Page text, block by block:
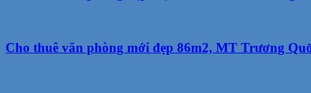
Cho thuê văn phòng mới đẹp 86m2, MT Trương